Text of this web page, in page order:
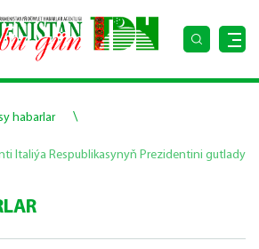
habarlar \
Italiýa Respublikasynyň Prezidentini gutlady